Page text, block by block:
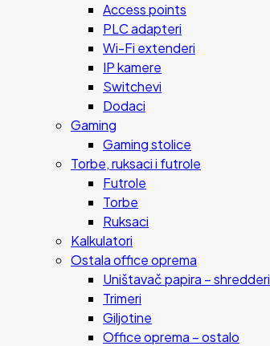
Access points
PLC adapteri
Wi-Fi extenderi
IP kamere
Switchevi
Dodaci
Gaming
Gaming stolice
Torbe, ruksaci i futrole
Futrole
Torbe
Ruksaci
Kalkulatori
Ostala office oprema
Uništavač papira – shredderi
Trimeri
Giljotine
Office oprema – ostalo